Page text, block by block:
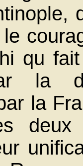
qu
la
la